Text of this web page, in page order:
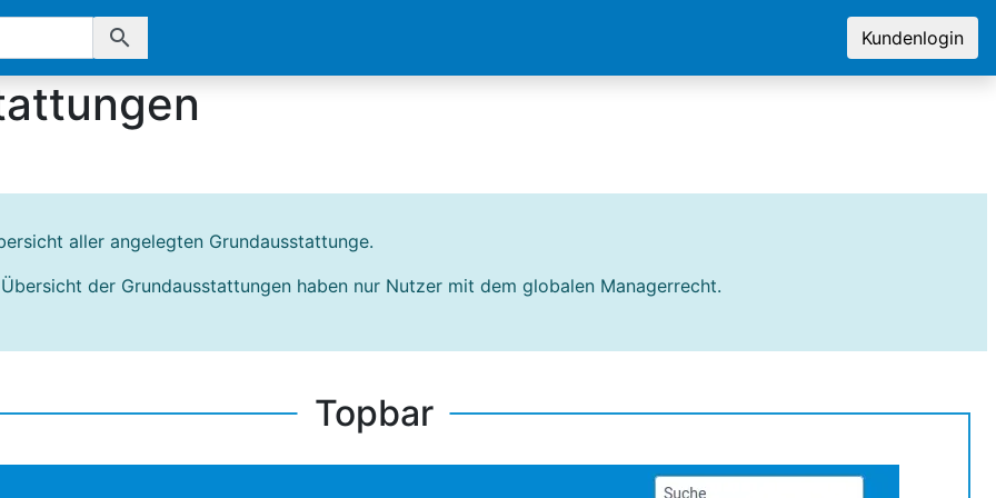
search Kundenlogin
aller angelegten Grundausstattunge.
der Grundausstattungen haben nur Nutzer mit dem globalen Managerrecht.
Topbar